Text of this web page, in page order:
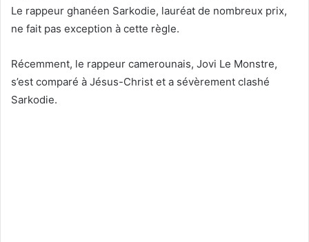
Le rappeur ghanéen Sarkodie, lauréat de nombreux prix,
ne fait pas exception à cette règle.
Récemment, le rappeur camerounais, Jovi Le Monstre,
s’est comparé à Jésus-Christ et a sévèrement clashé
Sarkodie.